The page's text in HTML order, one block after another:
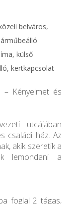
belváros,
külső
kertkapcsolat
– Kényelmet és
utcájában
családi ház. Az
akik szeretik a
lemondani a
foglal 2 tágas,